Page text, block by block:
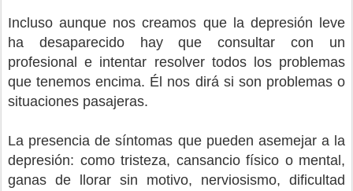
Incluso aunque nos creamos que la depresión leve
ha desaparecido hay que consultar con un
profesional e intentar resolver todos los problemas
que tenemos encima. Él nos dirá si son problemas o
situaciones pasajeras.
La presencia de síntomas que pueden asemejar a la
depresión: como tristeza, cansancio físico o mental,
ganas de llorar sin motivo, nerviosismo, dificultad